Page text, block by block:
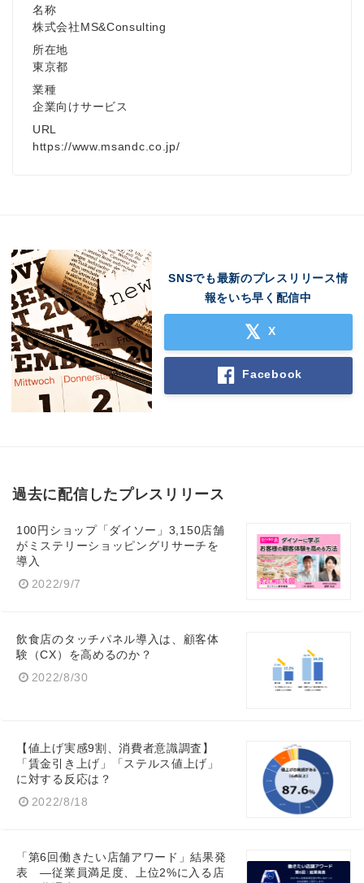
名称
株式会社MS&Consulting
所在地
東京都
業種
企業向けサービス
URL
https://www.msandc.co.jp/
SNSでも最新のプレスリリース情
報をいち早く配信中
X
Facebook
過去に配信したプレスリリース
100円ショップ「ダイソー」3,150店舗
がミステリーショッピングリサーチを
導入
2022/9/7
飲食店のタッチパネル導入は、顧客体
験（CX）を高めるのか？
2022/8/30
【値上げ実感9割、消費者意識調査】
「賃金引き上げ」「ステルス値上げ」
に対する反応は？
2022/8/18
「第6回働きたい店舗アワード」結果発
表 ―従業員満足度、上位2%に入る店
Japanese